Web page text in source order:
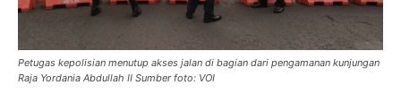
Petugas kepolisian menutup akses jalan di bagian dari pengamanan kunjungan
Raja Yordania Abdullah II Sumber foto: VOI